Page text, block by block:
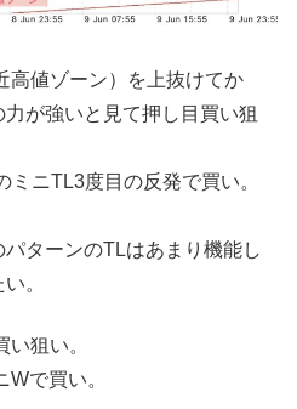
値ゾーン）を上抜けてか
が強いと見て押し目買い狙
ミニTL3度目の反発で買い。
パターンのTLはあまり機能し
。
狙い。
Wで買い。